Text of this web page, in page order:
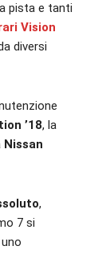
pista e tanti
Vision
diversi
’18, la
Nissan
,
7 si